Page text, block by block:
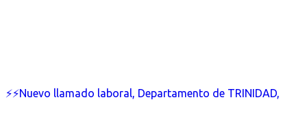
⚡⚡Nuevo llamado laboral, Departamento de TRINIDAD,